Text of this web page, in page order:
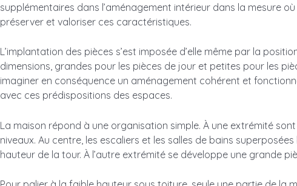
supplémentaires dans l’aménagement intérieur dans la mesure
préserver et valoriser ces caractéristiques.
L’implantation des pièces s’est imposée d’elle même par la
dimensions, grandes pour les pièces de jour et petites pour les
imaginer en conséquence un aménagement cohérent et
avec ces prédispositions des espaces.
La maison répond à une organisation simple. À une extrémité
niveaux. Au centre, les escaliers et les salles de bains
hauteur de la tour. À l’autre extrémité se développe une grande